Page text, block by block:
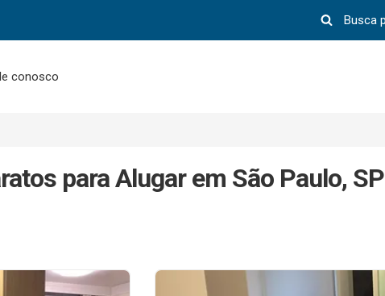
conosco
para Alugar em São Paulo, SP